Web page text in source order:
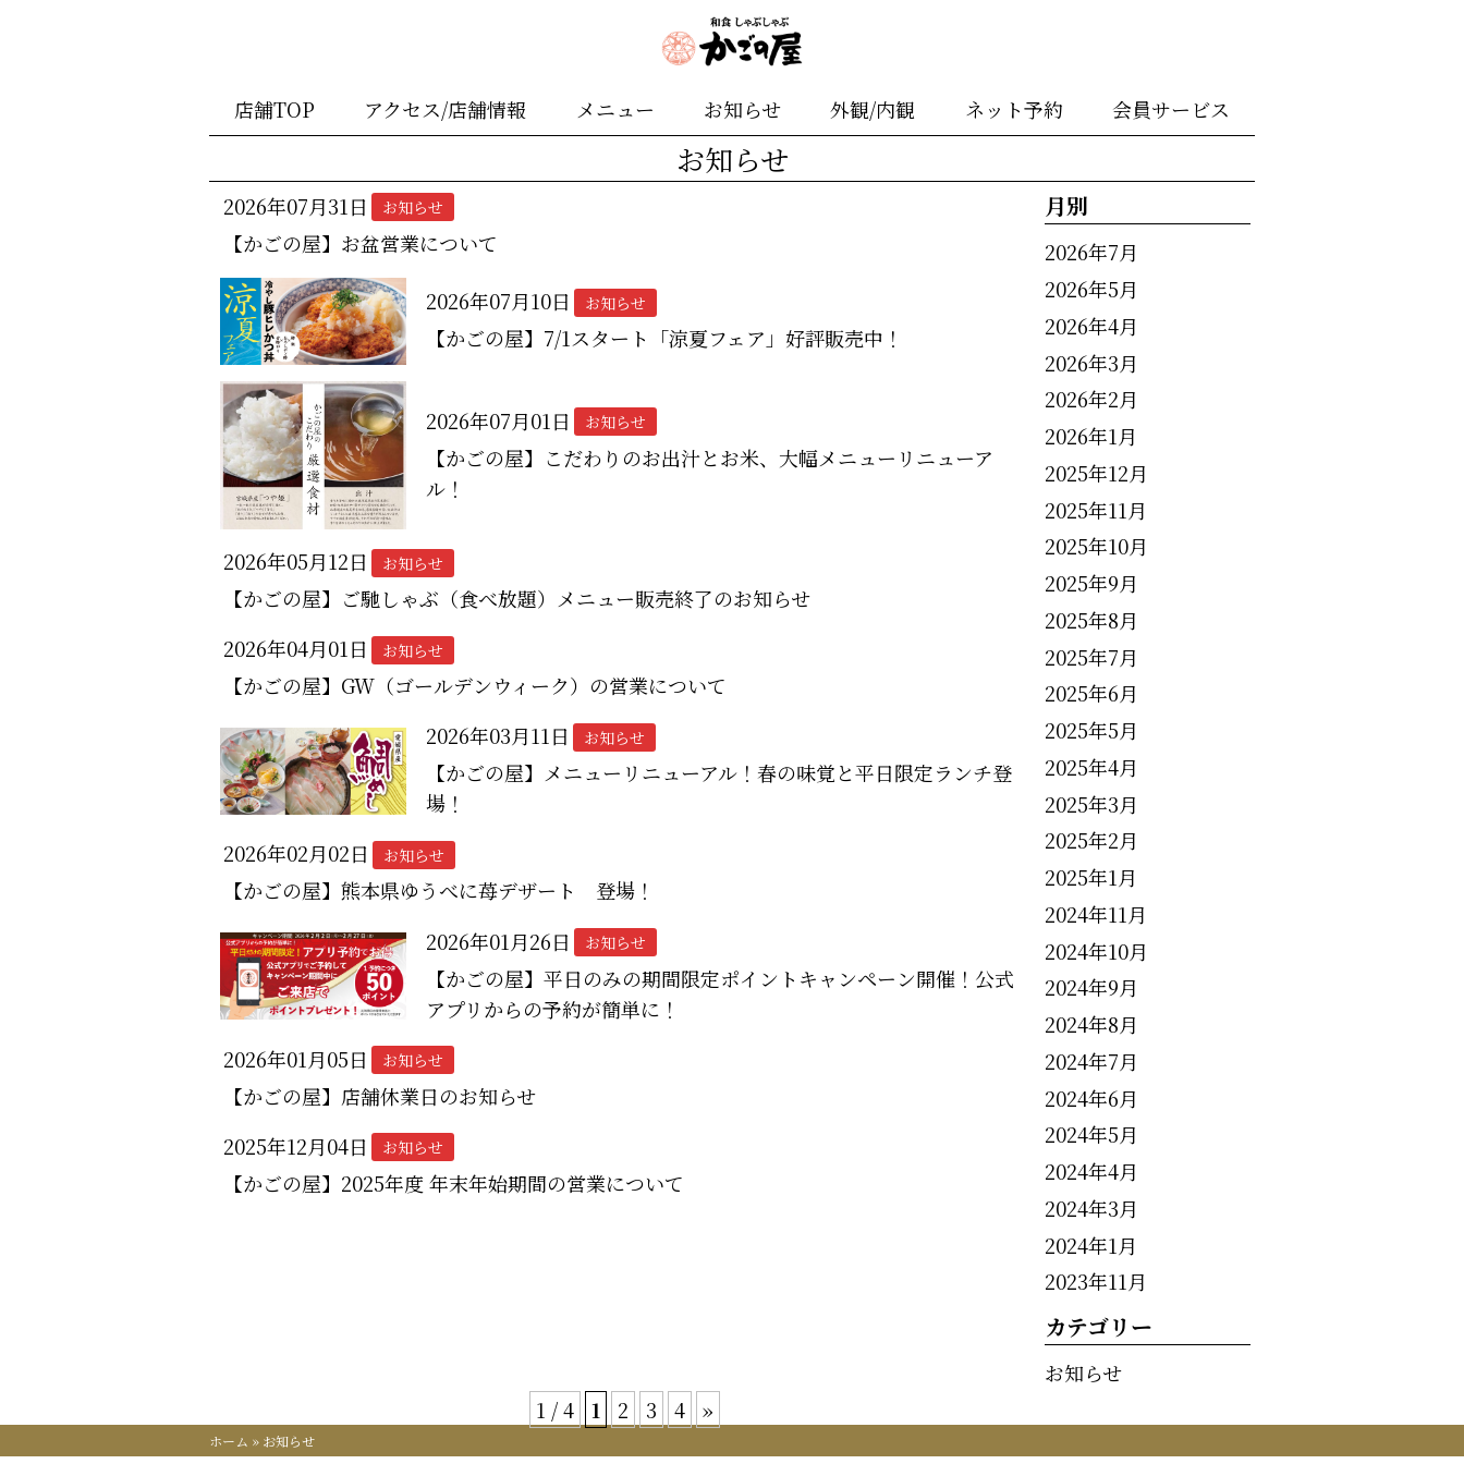
店舗TOP アクセス/店舗情報 メニュー お知らせ 外観/内観 ネット予約 会員サービス
お知らせ
2026年07月31日 お知らせ
【かごの屋】お盆営業について
2026年07月10日 お知らせ
【かごの屋】7/1スタート「涼夏フェア」好評販売中！
2026年07月01日 お知らせ
【かごの屋】こだわりのお出汁とお米、大幅メニューリニューア
ル！
2026年05月12日 お知らせ
【かごの屋】ご馳しゃぶ（食べ放題）メニュー販売終了のお知らせ
2026年04月01日
お知らせ
【かごの屋】GW（ゴールデンウィーク）の営業について
2026年03月11日
お知らせ
【かごの屋】メニューリニューアル！春の味覚と平日限定ランチ登
場！
2026年02月02日
お知らせ
【かごの屋】熊本県ゆうべに苺デザート 登場！
2026年01月26日
お知らせ
【かごの屋】平日のみの期間限定ポイントキャンペーン開催！公式
アプリからの予約が簡単に！
2026年01月05日
お知らせ
【かごの屋】店舗休業日のお知らせ
2025年12月04日
お知らせ
【かごの屋】2025年度 年末年始期間の営業について
月別
2026年7月
2026年5月
2026年4月
2026年3月
2026年2月
2026年1月
2025年12月
2025年11月
2025年10月
2025年9月
2025年8月
2025年7月
2025年6月
2025年5月
2025年4月
2025年3月
2025年2月
2025年1月
2024年11月
2024年10月
2024年9月
2024年8月
2024年7月
2024年6月
2024年5月
2024年4月
2024年3月
2024年1月
2023年11月
カテゴリー
お知らせ
1 / 4
1 2 3 4 »
ホーム » お知らせ